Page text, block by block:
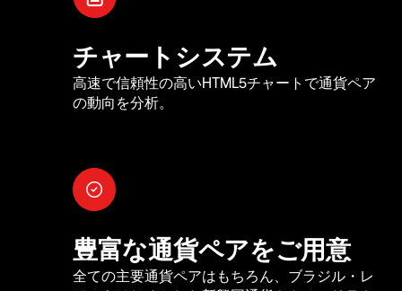
チャートシステム
高速で信頼性の高いHTML5チャートで通貨ペア
の動向を分析。
豊富な通貨ペアをご用意
全ての主要通貨ペアはもちろん、ブラジル・レ